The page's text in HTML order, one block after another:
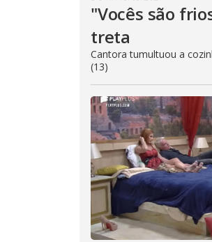
"Vocês são
treta
Cantora tumultuou a
(13)